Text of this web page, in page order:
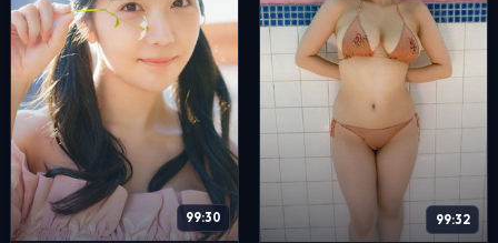
99:30 99:32